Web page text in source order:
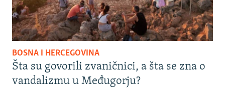
BOSNA I HERCEGOVINA
Šta su govorili zvaničnici, a šta se zna o
vandalizmu u Međugorju?